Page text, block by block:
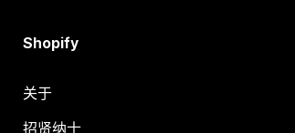
Shopify
关于
招贤纳士